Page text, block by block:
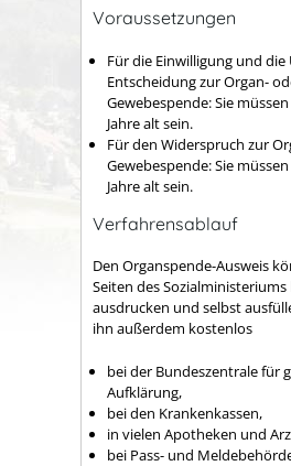
Voraussetzungen
Für die Einwilligung und
Entscheidung zur Organ-
Gewebespende: Sie
Jahre alt sein.
Für den Widerspruch zur
Gewebespende: Sie
Jahre alt sein.
Verfahrensablauf
Den Organspende-Ausweis
Seiten des
ausdrucken und selbst
ihn außerdem kostenlos
bei der Bundeszentrale für
Aufklärung,
bei den Krankenkassen,
in vielen Apotheken und
bei Pass- und